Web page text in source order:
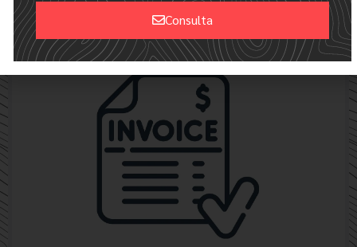
CREAMOS UNA MAQUETA DIGITAL GRATUITA CON SU LOGOTIPO
Consulta
Alternative: